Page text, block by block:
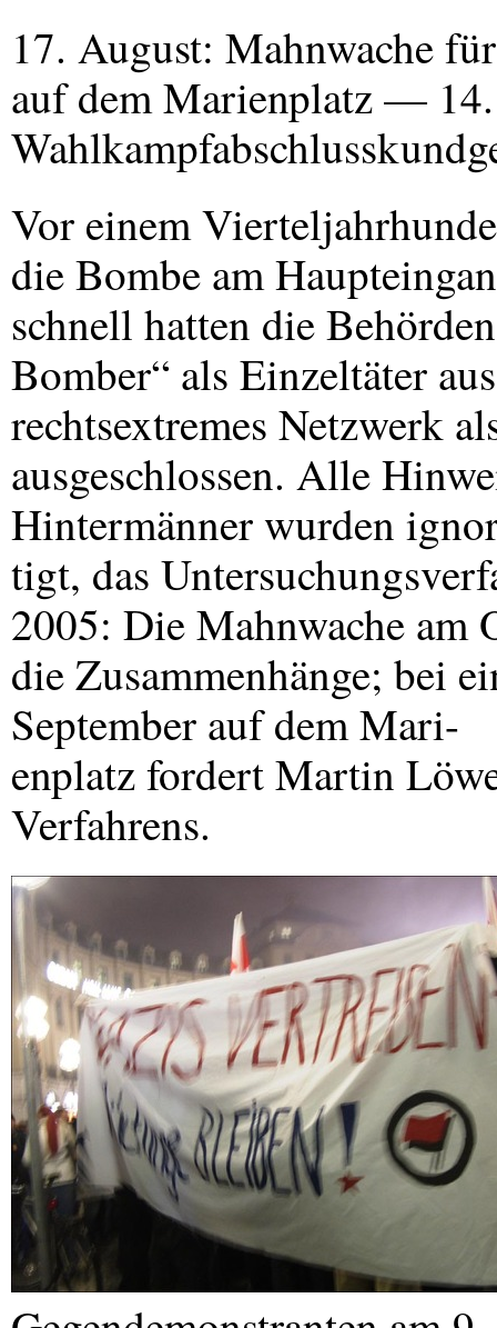
17. August: Mahnwache
auf dem Marienplatz —
Vor einem
die Bombe am
schnell hatten die
Bomber“ als Einzeltäter
rechtsextremes Netzwerk
ausgeschlossen. Alle
Hintermänner wurden
tigt, das
2005: Die Mahnwache am
die Zusammenhänge; bei
September auf dem Mari-
enplatz fordert Martin
Verfahrens.